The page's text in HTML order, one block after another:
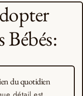
du quotidien